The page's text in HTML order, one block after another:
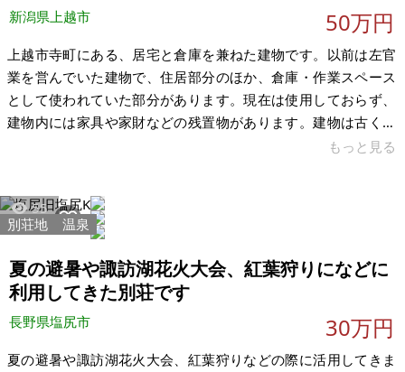
新潟県上越市 50万円
上越市寺町にある、居宅と倉庫を兼ねた建物です。以前は左官
業を営んでいた建物で、住居部分のほか、倉庫・作業スペース
として使われていた部分があります。現在は使用しておらず、
建物内には家具や家財などの残置物があります。建物は古く、
長年使用されてきたため、外壁・屋根・内装・水回りなど全体
は、大規模な修繕・DIYを前提に考えていただく物件です。 一
方で、土地は165.42㎡（約50坪）あり、建物は234.71㎡（約
71坪）と大きいため、住宅としてだけでなく、倉庫、工房、ア
トリエ、DIYベース、
もっと見る
55
別荘地
温泉
夏の避暑や諏訪湖花火大会、紅葉狩りになどに
利用してきた別荘です
長野県塩尻市 30万円
夏の避暑や諏訪湖花火大会、紅葉狩りなどの際に活用してきま